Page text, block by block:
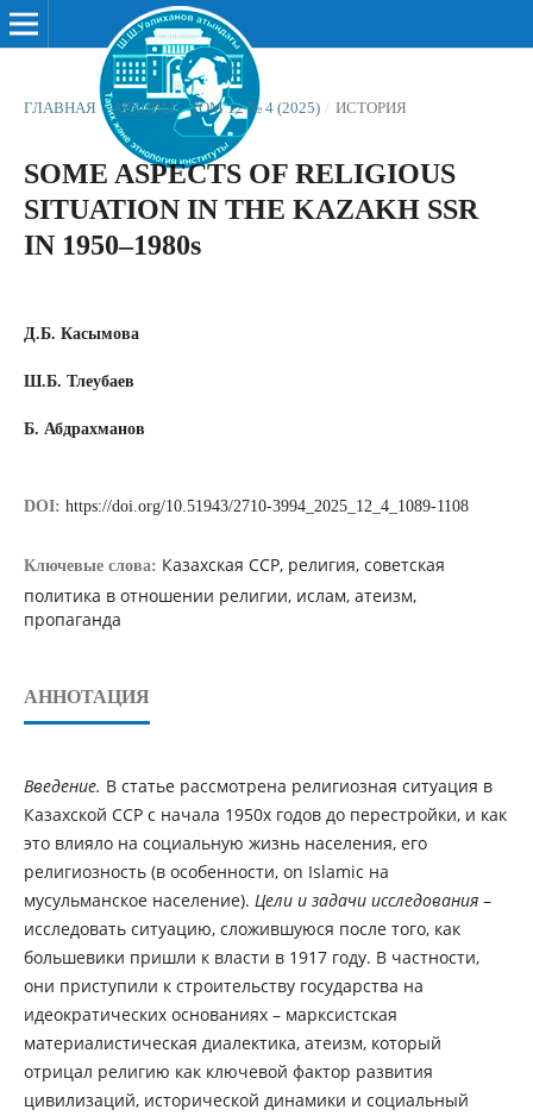
ГЛАВНАЯ / АРХИВЫ / ТОМ 12 № 4 (2025) / ИСТОРИЯ
SOME ASPECTS OF RELIGIOUS
SITUATION IN THE KAZAKH SSR
IN 1950–1980s
Д.Б. Касымова
Ш.Б. Тлеубаев
Б. Абдрахманов
DOI: https://doi.org/10.51943/2710-3994_2025_12_4_1089-1108
Ключевые слова: Казахская ССР, религия, советская
политика в отношении религии, ислам, атеизм,
пропаганда
АННОТАЦИЯ
Введение. В статье рассмотрена религиозная ситуация в
Казахской ССР с начала 1950х годов до перестройки, и как
это влияло на социальную жизнь населения, его
религиозность (в особенности, on Islamic на
мусульманское население). Цели и задачи исследования–
исследовать ситуацию, сложившуюся после того, как
большевики пришли к власти в 1917 году. В частности,
они приступили к строительству государства на
идеократических основаниях – марксистская
материалистическая диалектика, атеизм, который
отрицал религию как ключевой фактор развития
цивилизаций, исторической динамики и социальный